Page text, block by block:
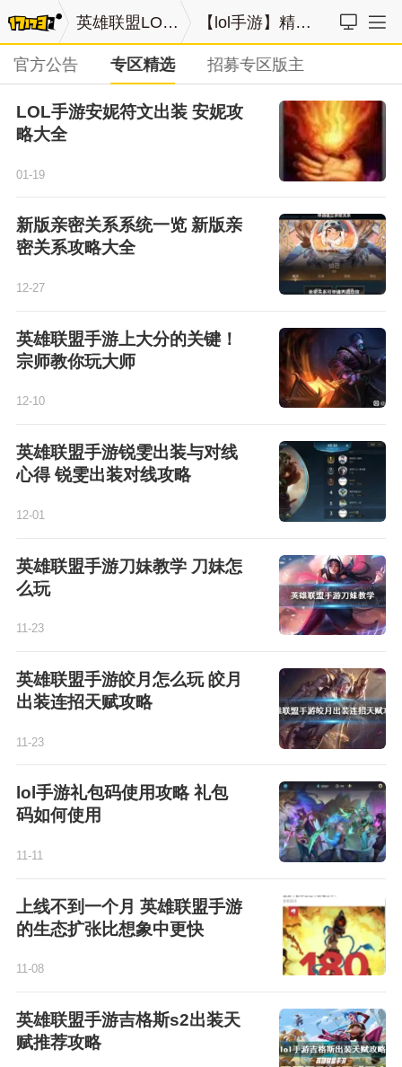
英雄联盟LOL手游 【lol手游】精选列表
官方公告 专区精选 招募专区版主
LOL手游安妮符文出装 安妮攻
略大全
01-19
新版亲密关系系统一览 新版亲
密关系攻略大全
12-27
英雄联盟手游上大分的关键！
宗师教你玩大师
12-10
英雄联盟手游锐雯出装与对线
心得 锐雯出装对线攻略
12-01
英雄联盟手游刀妹教学 刀妹怎
么玩
11-23
英雄联盟手游皎月怎么玩 皎月
出装连招天赋攻略
11-23
lol手游礼包码使用攻略 礼包
码如何使用
11-11
上线不到一个月 英雄联盟手游
的生态扩张比想象中更快
11-08
英雄联盟手游吉格斯s2出装天
赋推荐攻略